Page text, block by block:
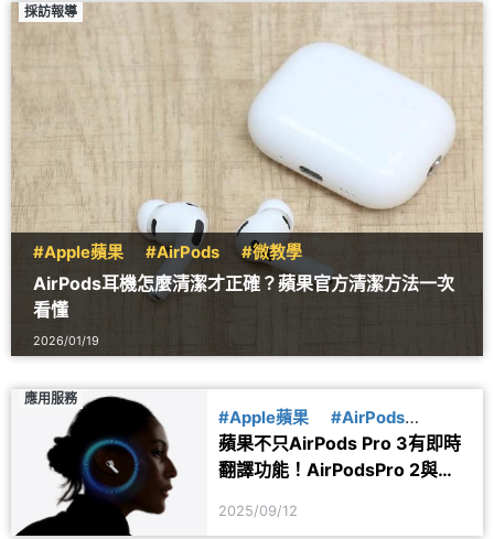
採訪報導
#Apple蘋果 #AirPods #微教學
AirPods耳機怎麼清潔才正確？蘋果官方清潔方法一次
看懂
2026/01/19
應用服務
#Apple蘋果
#AirPods
#AirPodsPro
蘋果不只AirPods Pro 3有即時
翻譯功能！AirPodsPro 2與
2025/09/12